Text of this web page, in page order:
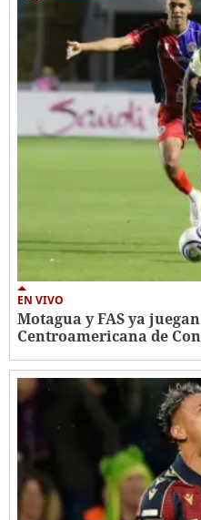
EN VIVO
Motagua y FAS ya
Centroamericana de